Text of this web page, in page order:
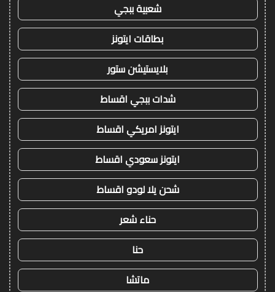
شعبية ببجي
بطاقات ايتونز
بلايستيشن ستور
شدات ببجي اقساط
ايتونز امريكي اقساط
ايتونز سعودي اقساط
شحن يلا لودو اقساط
حناء شعر
حنا
ماتشا